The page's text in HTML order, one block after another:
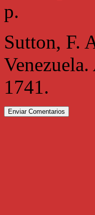
p.
Sutton, F.
Venezuela.
1741.